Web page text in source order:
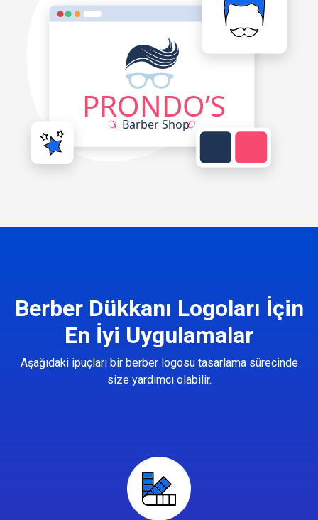
Berber Dükkanı Logoları İçin
En İyi Uygulamalar
Aşağıdaki ipuçları bir berber logosu tasarlama sürecinde
size yardımcı olabilir.